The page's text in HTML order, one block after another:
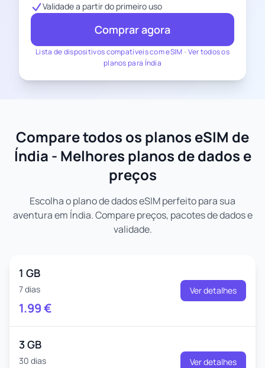
Lista de dispositivos compatíveis com eSIM -Ver todos os
planos para Índia
Validade a partir do primeiro uso
Comprar agora
Compare todos os planos eSIM de
Índia - Melhores planos de dados e
preços
Escolha o plano de dados eSIM perfeito para sua
aventura em Índia. Compare preços, pacotes de dados e
validade.
1 GB
7 dias
1.99€
Ver detalhes
3 GB
30 dias Ver detalhes